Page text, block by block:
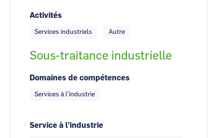
Activités
Services industriels Autre
Sous-traitance industrielle
Domaines de compétences
Services à l’industrie
Service à l'industrie